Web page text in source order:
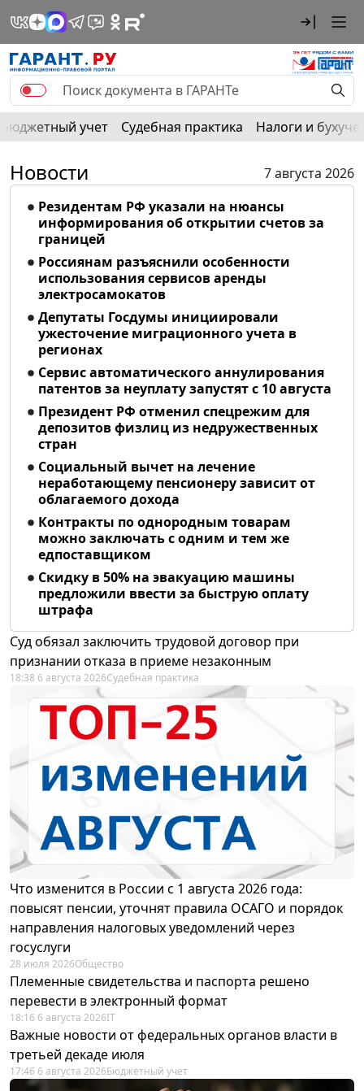
Бюджетный учет Судебная практика Налоги и
Новости
7 августа 2026
Резидентам РФ указали на нюансы
информирования об открытии счетов за
границей
Россиянам разъяснили особенности
использования сервисов аренды
электросамокатов
Депутаты Госдумы инициировали
ужесточение миграционного учета в
регионах
Сервис автоматического аннулирования
патентов за неуплату запустят с 10 августа
Президент РФ отменил спецрежим для
депозитов физлиц из недружественных
стран
Социальный вычет на лечение
неработающему пенсионеру зависит от
облагаемого дохода
Контракты по однородным товарам
можно заключать с одним и тем же
едпоставщиком
Скидку в 50% на эвакуацию машины
предложили ввести за быструю оплату
штрафа
Суд обязал заключить трудовой договор при
признании отказа в приеме незаконным
18:38 6 августа 2026Судебная практика
Что изменится в России с 1 августа 2026 года:
повысят пенсии, уточнят правила ОСАГО и порядок
направления налоговых уведомлений через
госуслуги
28 июля 2026Общество
Племенные свидетельства и паспорта решено
перевести в электронный формат
18:16 6 августа 2026IT
Важные новости от федеральных органов власти в
третьей декаде июля
17:46 6 августа 2026Бюджетный учет